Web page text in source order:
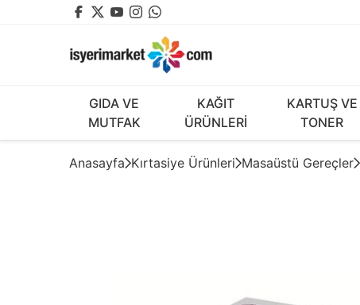
GIDA VE
MUTFAK
KAĞIT
ÜRÜNLERİ
KARTUŞ VE
TONER
Anasayfa Kırtasiye Ürünleri Masaüstü Gereçler